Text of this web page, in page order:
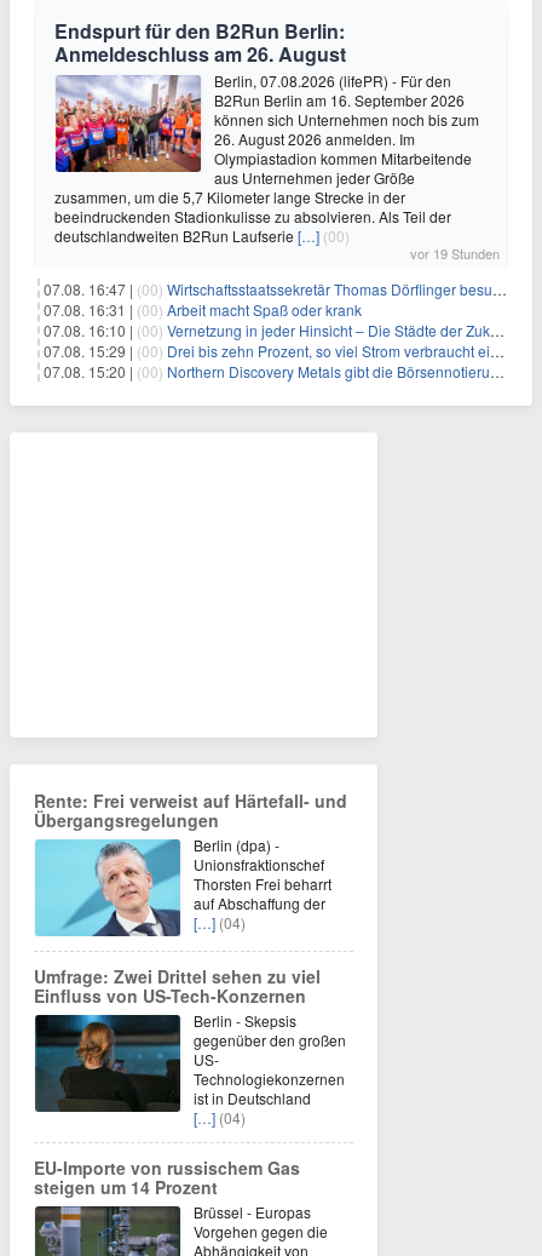
Endspurt für den B2Run Berlin:
Anmeldeschluss am 26. August
Berlin, 07.08.2026 (lifePR) - Für den
B2Run Berlin am 16. September 2026
können sich Unternehmen noch bis zum
26. August 2026 anmelden. Im
Olympiastadion kommen Mitarbeitende
aus Unternehmen jeder Größe
zusammen, um die 5,7 Kilometer lange Strecke in der
beeindruckenden Stadionkulisse zu absolvieren. Als Teil der
deutschlandweiten B2Run Laufserie […] (00)
vor 19 Stunden
07.08. 16:47 | (00) Wirtschaftsstaatssekretär Thomas Dörflinger besucht Handwerksbetrieb im Kammerbezirk Freiburg
07.08. 16:31 | (00) Arbeit macht Spaß oder krank
07.08. 16:10 | (00) Vernetzung in jeder Hinsicht – Die Städte der Zukunft sind grün-blau
07.08. 15:29 | (00) Drei bis zehn Prozent, so viel Strom verbraucht ein Aufzug im Gebäude
07.08. 15:20 | (00) Northern Discovery Metals gibt die Börsennotierung an der Frankfurter Wertpapierbörse bekannt
Rente: Frei verweist auf Härtefall- und
Übergangsregelungen
Berlin (dpa) -
Unionsfraktionschef
Thorsten Frei beharrt
auf Abschaffung der
[…] (04)
Umfrage: Zwei Drittel sehen zu viel
Einfluss von US-Tech-Konzernen
Berlin - Skepsis
gegenüber den großen
US-
Technologiekonzernen
ist in Deutschland
[…] (04)
EU-Importe von russischem Gas
steigen um 14 Prozent
Brüssel - Europas
Vorgehen gegen die
Abhängigkeit von